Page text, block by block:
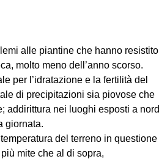
alle piantine che hanno resistito
molto meno dell’anno scorso.
per l’idratazione e la fertilità del
di precipitazioni sia piovose che
addirittura nei luoghi esposti a nord
giornata.
del terreno in questione
mite che al di sopra,